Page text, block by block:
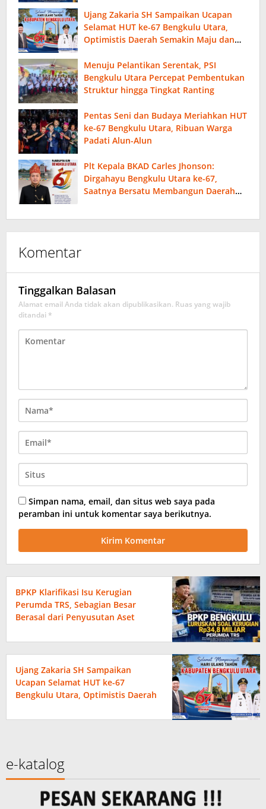
Ujang Zakaria SH Sampaikan Ucapan
Selamat HUT ke-67 Bengkulu Utara,
Optimistis Daerah Semakin Maju dan
Menuju Pelantikan Serentak, PSI
Bengkulu Utara Percepat Pembentukan
Struktur hingga Tingkat Ranting
Pentas Seni dan Budaya Meriahkan HUT
ke-67 Bengkulu Utara, Ribuan Warga
Padati Alun-Alun
Plt Kepala BKAD Carles Jhonson:
Dirgahayu Bengkulu Utara ke-67,
Saatnya Bersatu Membangun Daerah
Komentar
Tinggalkan Balasan
Alamat email Anda tidak akan dipublikasikan. Ruas yang wajib
ditandai *
Simpan nama, email, dan situs web saya pada
peramban ini untuk komentar saya berikutnya.
BPKP Klarifikasi Isu Kerugian
Perumda TRS, Sebagian Besar
Berasal dari Penyusutan Aset
Ujang Zakaria SH Sampaikan
Ucapan Selamat HUT ke-67
Bengkulu Utara, Optimistis Daerah
e-katalog